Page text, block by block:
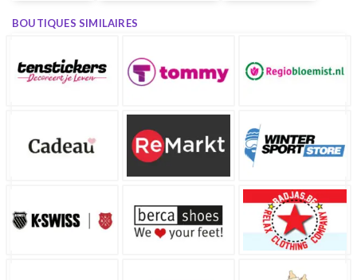
BOUTIQUES SIMILAIRES